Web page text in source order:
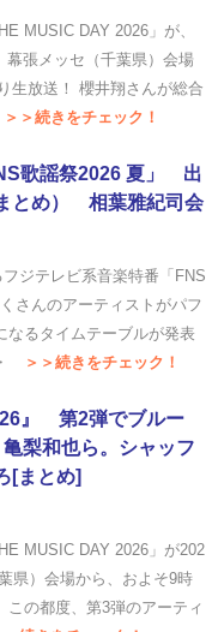
MUSIC DAY 2026」が、
幕張メッセ（千葉県）会場
生放送！ 櫻井翔さんが総合
＞＞続きをチェック！
歌謡祭2026 夏」 出
とめ） 相葉雅紀司会
ジテレビ系音楽特番「FNS
さんのアーティストがパフ
なるタイムテーブルが発表
＞＞続きをチェック！
』 第2弾でブルー
梨和也ら。シャッフ
[まとめ]
MUSIC DAY 2026」が202
県）会場から、およそ9時
この都度、第3弾のアーティ